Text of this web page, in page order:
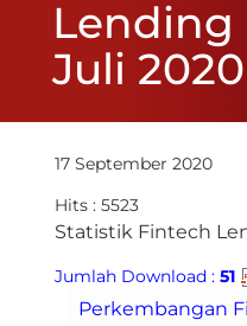
Karir
Lending
Juli 2020
17 September 2020
Hits : 5523
​Statistik Fintech
Jumlah Download :51